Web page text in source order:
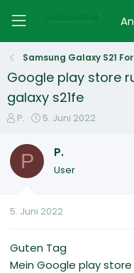
Samsung Galaxy S21
Google play store
galaxy s21fe
E
s
e
e
P.
E
t
t
m
5. Juni 2022
P P.
User
5. Juni 2022
Guten Tag
Mein Google play